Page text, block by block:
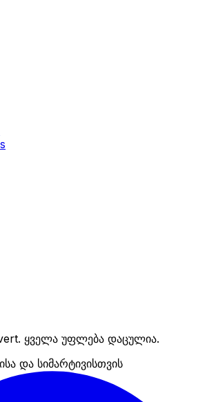
ყველა უფლება დაცულია.
და სიმარტივისთვის